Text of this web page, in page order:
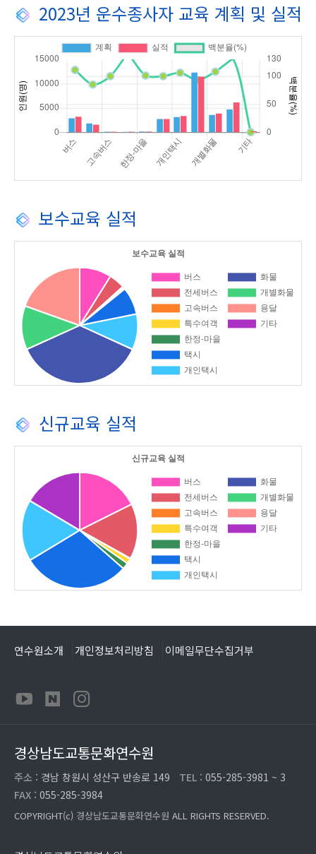
2023년 운수종사자 교육 계획 및 실적
보수교육 실적
신규교육 실적
연수원소개 개인정보처리방침 이메일무단수집거부
경상남도교통문화연수원
주소 : 경남 창원시 성산구 반송로 149 TEL : 055-285-3981 ~ 3
FAX : 055-285-3984
COPYRIGHT(c) 경상남도교통문화연수원 ALL RIGHTS RESERVED.